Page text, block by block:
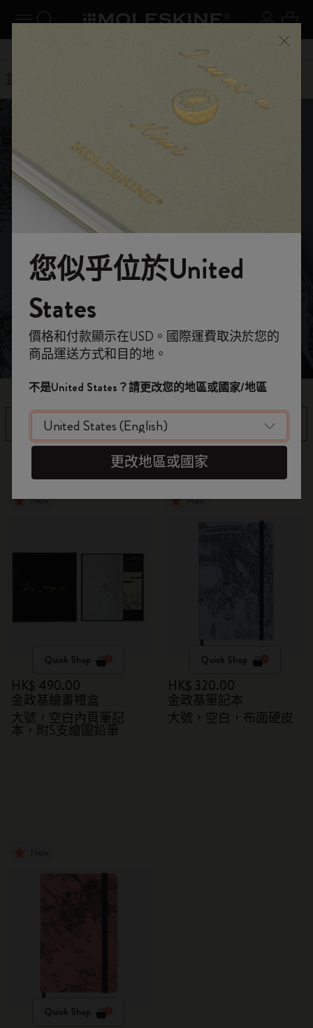
切換導航 登入
搜尋網站 購
購物滿 港幣 399元 即享免費送貨服務 關閉
單
金政基收藏系列
金政基收藏系列
的細節一一重現。
篩選條件
3 個產品
New
Quick Shop
HK$ 490.00
金政基繪畫禮盒
大號，空白內頁筆記
本，附5支繪圖鉛筆
New
Quick Shop
HK$ 320.00
金政基筆記本
大號，空白，布面硬皮
Quick Shop
即刻登記，首次落單用優惠碼
WELCOME10，即享 9折 兼 免運費。
開番個 Moleskine 帳戶，拎盡獨家優惠、會
員福利，同埋更多靈感啟發。
加入成為會員！
您似乎位於United
States
價格和付款顯示在USD。國際運費取決於您的
商品運送方式和目的地。
不是United States？請更改您的地區或國家/地區
更改地區或國家